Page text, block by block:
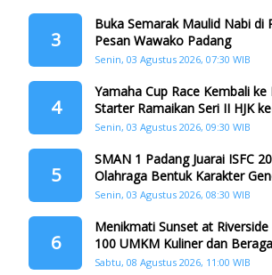
3
Buka Semarak Maulid Nabi di
Pesan Wawako Padang
Senin, 03 Agustus 2026, 07:30 WIB
4
Yamaha Cup Race Kembali ke
Starter Ramaikan Seri II HJK
Senin, 03 Agustus 2026, 09:30 WIB
5
SMAN 1 Padang Juarai ISFC
Olahraga Bentuk Karakter
Senin, 03 Agustus 2026, 08:30 WIB
6
Menikmati Sunset at
100 UMKM Kuliner dan
Memanjakan Warga di Momen
Sabtu, 08 Agustus 2026, 11:00 WIB